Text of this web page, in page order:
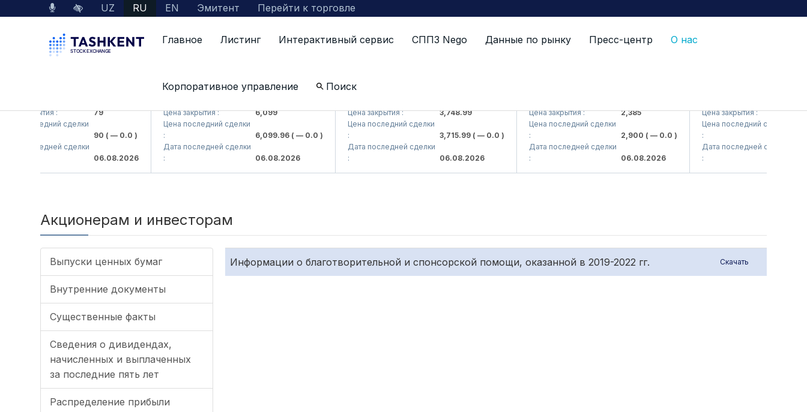
UZ RU EN Эмитент Перейти к торговле
Главное Листинг Интерактивный сервис СППЗ Nego Данные по рынку Пресс-центр О нас
Корпоративное управление Поиск
закрытия :
79
последний сделки
90( — 0.0 )
последней сделки
06.08.2026
Цена закрытия :
6,099
Цена последний сделки
6,099.96( — 0.0 )
Дата последней сделки
06.08.2026
Цена закрытия :
3,748.99
Цена последний сделки
3,715.99( — 0.0 )
Дата последней сделки
06.08.2026
Цена закрытия :
2,385
Цена последний сделки
2,900( — 0.0 )
Дата последней сделки
06.08.2026
Цена закрытия :
1,208
Цена последний сделки
Дата последней сделки
Акционерам и инвесторам
Выпуски ценных бумаг
Внутренние документы
Существенные факты
Сведения о дивидендах,
начисленных и выплаченных
за последние пять лет
Распределение прибыли
Информации о благотворительной и спонсорской помощи, оказанной в 2019-2022 гг. Скачать